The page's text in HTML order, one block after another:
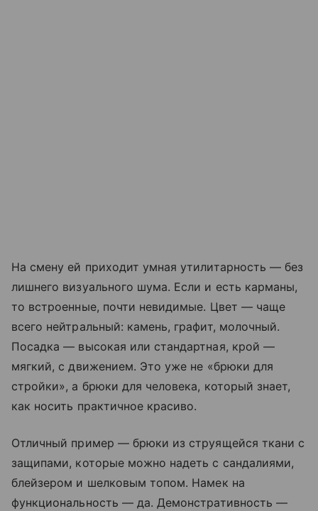
На смену ей приходит умная утилитарность — без
лишнего визуального шума. Если и есть карманы,
то встроенные, почти невидимые. Цвет — чаще
всего нейтральный: камень, графит, молочный.
Посадка — высокая или стандартная, крой —
мягкий, с движением. Это уже не «брюки для
стройки», а брюки для человека, который знает,
как носить практичное красиво.
Отличный пример — брюки из струящейся ткани с
защипами, которые можно надеть с сандалиями,
блейзером и шелковым топом. Намек на
функциональность — да. Демонстративность —